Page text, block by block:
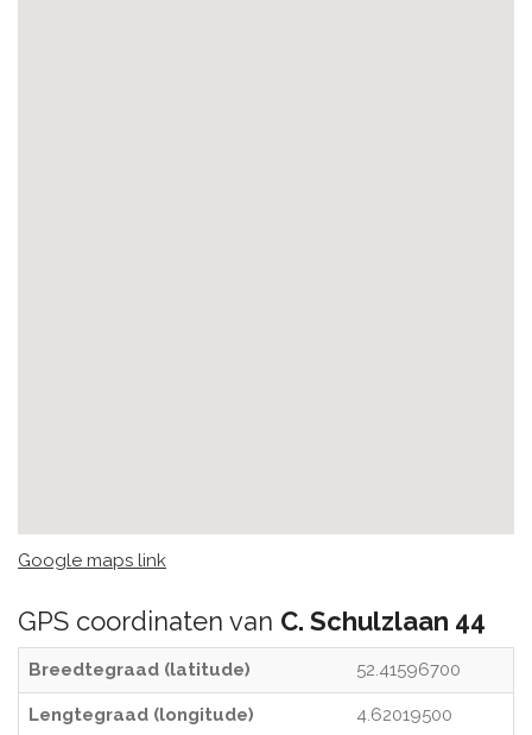
Google maps link
GPS coordinaten van C. Schulzlaan 44
Breedtegraad (latitude) 52.41596700
Lengtegraad (longitude) 4.62019500